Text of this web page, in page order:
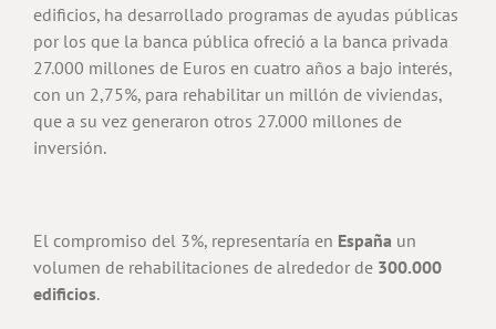
edificios, ha desarrollado programas de ayudas públicas
por los que la banca pública ofreció a la banca privada
27.000 millones de Euros en cuatro años a bajo interés,
con un 2,75%, para rehabilitar un millón de viviendas,
que a su vez generaron otros 27.000 millones de
inversión.
El compromiso del 3%, representaría en España un
volumen de rehabilitaciones de alrededor de 300.000
edificios.